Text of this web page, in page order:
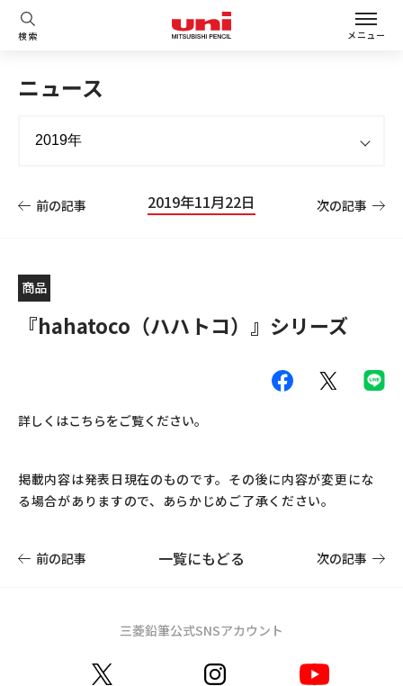
検索 メニュー
ニュース
前の記事 2019年11月22日 次の記事
商品
『hahatoco（ハハトコ）』シリーズ
詳しくはこちらをご覧ください。
掲載内容は発表日現在のものです。その後に内容が変更にな
る場合がありますので、あらかじめご了承ください。
前の記事 一覧にもどる 次の記事
三菱鉛筆公式SNSアカウント